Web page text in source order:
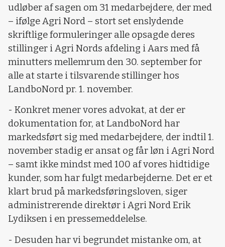
udløber af sagen om 31 medarbejdere, der med
– ifølge Agri Nord – stort set enslydende
skriftlige formuleringer alle opsagde deres
stillinger i Agri Nords afdeling i Aars med få
minutters mellemrum den 30. september for
alle at starte i tilsvarende stillinger hos
LandboNord pr. 1. november.
- Konkret mener vores advokat, at der er
dokumentation for, at LandboNord har
markedsført sig med medarbejdere, der indtil 1.
november stadig er ansat og får løn i Agri Nord
– samt ikke mindst med 100 af vores hidtidige
kunder, som har fulgt medarbejderne. Det er et
klart brud på markedsføringsloven, siger
administrerende direktør i Agri Nord Erik
Lydiksen i en pressemeddelelse.
- Desuden har vi begrundet mistanke om, at